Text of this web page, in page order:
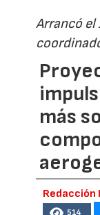
Arrancó el
más
Redacción
514